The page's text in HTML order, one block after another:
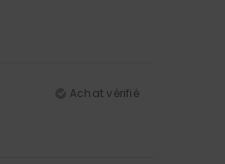
Achat vérifié